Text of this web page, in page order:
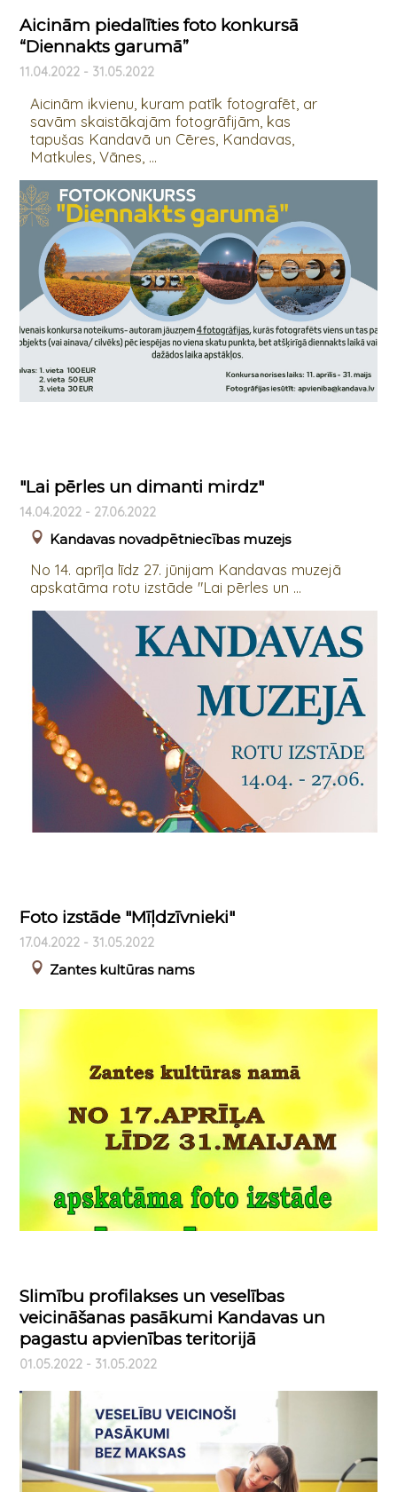
Aicinām piedalīties foto konkursā
“Diennakts garumā”
11.04.2022 - 31.05.2022
Aicinām ikvienu, kuram patīk fotografēt, ar
savām skaistākajām fotogrāfijām, kas
tapušas Kandavā un Cēres, Kandavas,
Matkules, Vānes, ...
"Lai pērles un dimanti mirdz"
14.04.2022 - 27.06.2022
Kandavas novadpētniecības muzejs
No 14. aprīļa līdz 27. jūnijam Kandavas muzejā
apskatāma rotu izstāde "Lai pērles un ...
Foto izstāde "Mīļdzīvnieki"
17.04.2022 - 31.05.2022
Zantes kultūras nams
Slimību profilakses un veselības
veicināšanas pasākumi Kandavas un
pagastu apvienības teritorijā
01.05.2022 - 31.05.2022